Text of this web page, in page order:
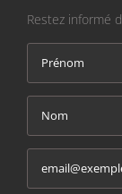
Restez informé